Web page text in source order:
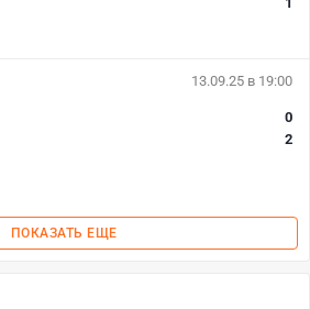
13.09.25 в 19:00
0
2
ПОКАЗАТЬ ЕЩЕ